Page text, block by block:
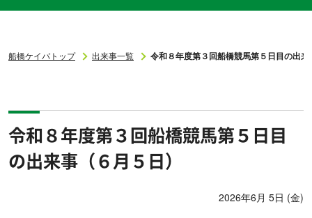
船橋ケイバトップ 出来事一覧 令和８年度第３回船橋競馬第５日目の出
令和８年度第３回船橋競馬第５日目
の出来事（６月５日）
2026年6月 5日 (金)